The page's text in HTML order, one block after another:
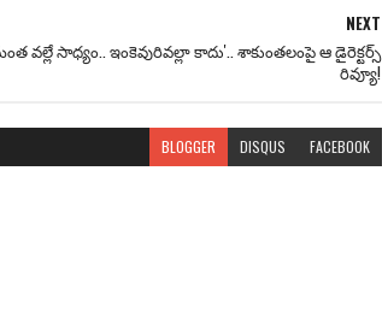
NEXT
వల్లే సాధ్యం.. ఇంకెవురివల్లా కాదు'.. శాకుంతలంపై ఆ డైరెక్టర్స్
రివ్యూ!
BLOGGER DISQUS FACEBOOK